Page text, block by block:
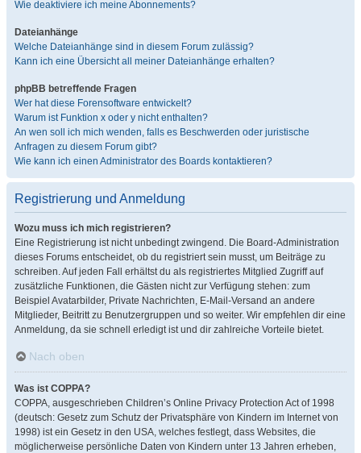
Wie deaktiviere ich meine Abonnements?
Dateianhänge
Welche Dateianhänge sind in diesem Forum zulässig?
Kann ich eine Übersicht all meiner Dateianhänge erhalten?
phpBB betreffende Fragen
Wer hat diese Forensoftware entwickelt?
Warum ist Funktion x oder y nicht enthalten?
An wen soll ich mich wenden, falls es Beschwerden oder juristische
Anfragen zu diesem Forum gibt?
Wie kann ich einen Administrator des Boards kontaktieren?
Registrierung und Anmeldung
Wozu muss ich mich registrieren?
Eine Registrierung ist nicht unbedingt zwingend. Die Board-Administration
dieses Forums entscheidet, ob du registriert sein musst, um Beiträge zu
schreiben. Auf jeden Fall erhältst du als registriertes Mitglied Zugriff auf
zusätzliche Funktionen, die Gästen nicht zur Verfügung stehen: zum
Beispiel Avatarbilder, Private Nachrichten, E-Mail-Versand an andere
Mitglieder, Beitritt zu Benutzergruppen und so weiter. Wir empfehlen dir eine
Anmeldung, da sie schnell erledigt ist und dir zahlreiche Vorteile bietet.
Nach oben
Was ist COPPA?
COPPA, ausgeschrieben Children’s Online Privacy Protection Act of 1998
(deutsch: Gesetz zum Schutz der Privatsphäre von Kindern im Internet von
1998) ist ein Gesetz in den USA, welches festlegt, dass Websites, die
möglicherweise persönliche Daten von Kindern unter 13 Jahren erheben,